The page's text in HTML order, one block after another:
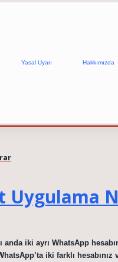
Yasal Uyarı Hakkımızda
Uygulama
anda iki ayrı WhatsApp
iki farklı